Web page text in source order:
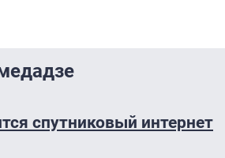
спутниковый интернет